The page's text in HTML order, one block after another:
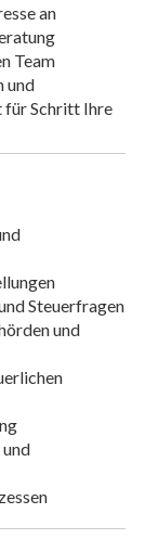
an
Team
und
für Schritt Ihre
Steuerfragen
und